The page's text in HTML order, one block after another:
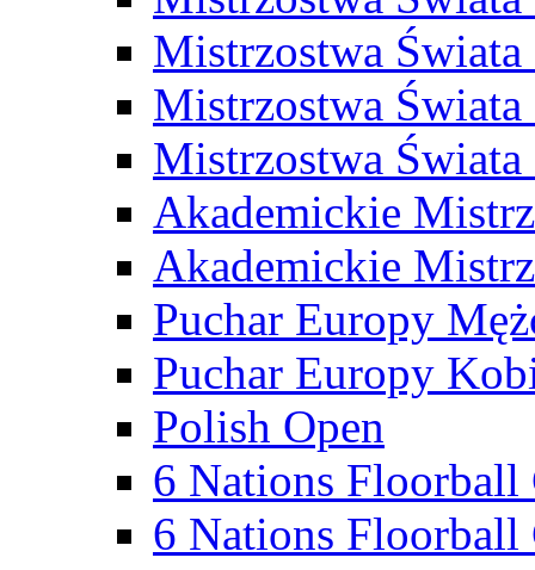
Mistrzostwa
Mistrzostwa
Mistrzostwa
Akademickie
Akademickie
Puchar Europy
Puchar Europy
Polish Open
6 Nations Floorball
6 Nations Floorball